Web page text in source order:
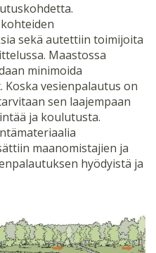
sekä autettiin toimijoita
Maastossa
minimoida
vesienpalautus on
sen laajempaan
ja koulutusta.
maanomistajien ja
hyödyistä ja